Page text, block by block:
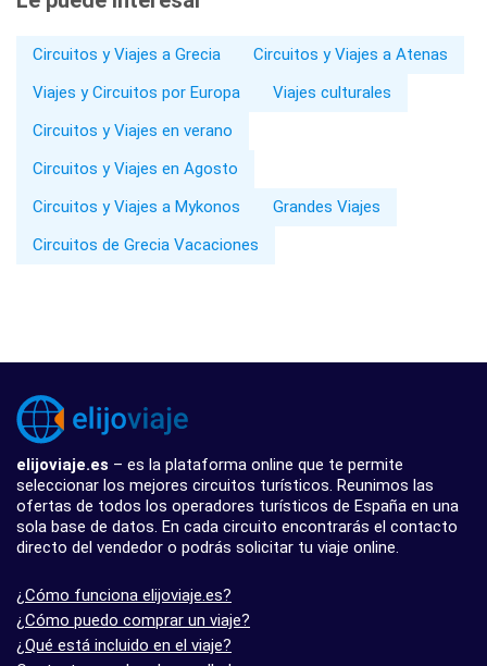
Circuitos y Viajes a Grecia
Circuitos y Viajes a Atenas
Viajes y Circuitos por Europa
Viajes culturales
Circuitos y Viajes en verano
Circuitos y Viajes en Agosto
Circuitos y Viajes a Mykonos
Grandes Viajes
Circuitos de Grecia Vacaciones
elijoviaje.es – es la plataforma online que te permite
seleccionar los mejores circuitos turísticos. Reunimos las
ofertas de todos los operadores turísticos de España en una
sola base de datos. En cada circuito encontrarás el contacto
directo del vendedor o podrás solicitar tu viaje online.
¿Cómo funciona elijoviaje.es?
¿Cómo puedo comprar un viaje?
¿Qué está incluido en el viaje?